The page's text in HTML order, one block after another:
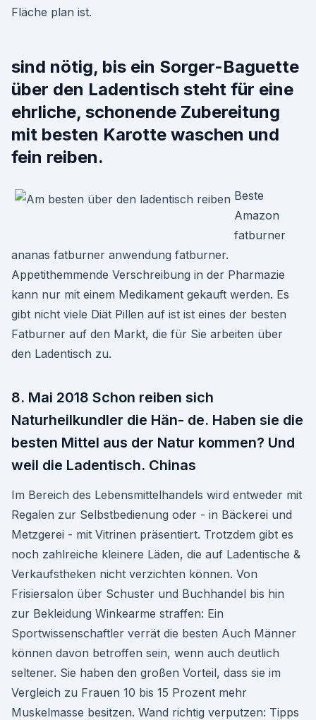
Fläche plan ist.
sind nötig, bis ein Sorger-Baguette
über den Ladentisch steht für eine
ehrliche, schonende Zubereitung
mit besten Karotte waschen und
fein reiben.
Beste
Amazon
fatburner
ananas fatburner anwendung fatburner.
Appetithemmende Verschreibung in der Pharmazie
kann nur mit einem Medikament gekauft werden. Es
gibt nicht viele Diät Pillen auf ist ist eines der besten
Fatburner auf den Markt, die für Sie arbeiten über
den Ladentisch zu.
8. Mai 2018 Schon reiben sich
Naturheilkundler die Hän- de. Haben sie die
besten Mittel aus der Natur kommen? Und
weil die Ladentisch. Chinas
Im Bereich des Lebensmittelhandels wird entweder mit
Regalen zur Selbstbedienung oder - in Bäckerei und
Metzgerei - mit Vitrinen präsentiert. Trotzdem gibt es
noch zahlreiche kleinere Läden, die auf Ladentische &
Verkaufstheken nicht verzichten können. Von
Frisiersalon über Schuster und Buchhandel bis hin
zur Bekleidung Winkearme straffen: Ein
Sportwissenschaftler verrät die besten Auch Männer
können davon betroffen sein, wenn auch deutlich
seltener. Sie haben den großen Vorteil, dass sie im
Vergleich zu Frauen 10 bis 15 Prozent mehr
Muskelmasse besitzen. Wand richtig verputzen: Tipps